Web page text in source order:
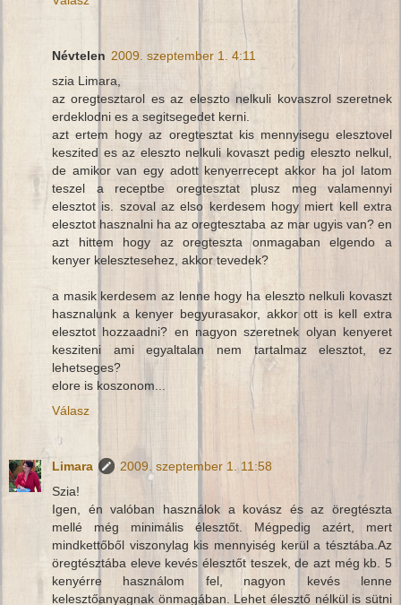
Névtelen 2009. szeptember 1. 4:11
szia Limara,
az oregtesztarol es az eleszto nelkuli kovaszrol szeretnek
erdeklodni es a segitsegedet kerni.
azt ertem hogy az oregtesztat kis mennyisegu elesztovel
keszited es az eleszto nelkuli kovaszt pedig eleszto nelkul,
de amikor van egy adott kenyerrecept akkor ha jol latom
teszel a receptbe oregtesztat plusz meg valamennyi
elesztot is. szoval az elso kerdesem hogy miert kell extra
elesztot hasznalni ha az oregtesztaba az mar ugyis van? en
azt hittem hogy az oregteszta onmagaban elgendo a
kenyer kelesztesehez, akkor tevedek?
a masik kerdesem az lenne hogy ha eleszto nelkuli kovaszt
hasznalunk a kenyer begyurasakor, akkor ott is kell extra
elesztot hozzaadni? en nagyon szeretnek olyan kenyeret
kesziteni ami egyaltalan nem tartalmaz elesztot, ez
lehetseges?
elore is koszonom...
Válasz
Limara
2009. szeptember 1. 11:58
Szia!
Igen, én valóban használok a kovász és az öregtészta
mellé még minimális élesztőt. Mégpedig azért, mert
mindkettőből viszonylag kis mennyiség kerül a tésztába.Az
öregtésztába eleve kevés élesztőt teszek, de azt még kb. 5
kenyérre használom fel, nagyon kevés lenne
kelesztőanyagnak önmagában. Lehet élesztő nélkül is sütni